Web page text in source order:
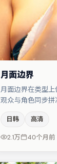
月面边界
月面边界在类型
观众与角色同步拼
与菅田将晖的对
造推动谜题层层
日韩 高清
2.1万 40个月前